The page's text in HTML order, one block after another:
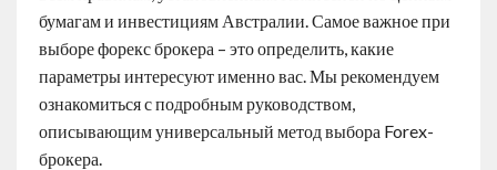
бумагам и инвестициям Австралии. Самое важное при
выборе форекс брокера – это определить, какие
параметры интересуют именно вас. Мы рекомендуем
ознакомиться с подробным руководством,
описывающим универсальный метод выбора Forex-
брокера.